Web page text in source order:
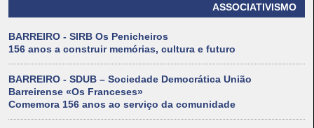
ASSOCIATIVISMO
BARREIRO - SIRB Os Penicheiros
156 anos a construir memórias, cultura e futuro
BARREIRO - SDUB – Sociedade Democrática União
Barreirense «Os Franceses»
Comemora 156 anos ao serviço da comunidade